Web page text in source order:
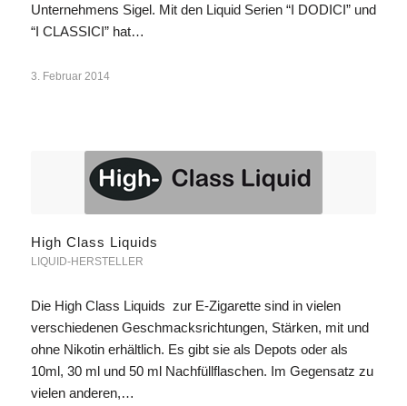
Unternehmens Sigel. Mit den Liquid Serien “I DODICI” und
“I CLASSICI” hat…
3. Februar 2014
High Class Liquids
LIQUID-HERSTELLER
Die High Class Liquids zur E-Zigarette sind in vielen
verschiedenen Geschmacksrichtungen, Stärken, mit und
ohne Nikotin erhältlich. Es gibt sie als Depots oder als
10ml, 30 ml und 50 ml Nachfüllflaschen. Im Gegensatz zu
vielen anderen,…